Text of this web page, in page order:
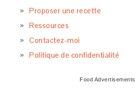
Proposer une recette
Ressources
Contactez-moi
Politique de confidentialité
Food Advertisements